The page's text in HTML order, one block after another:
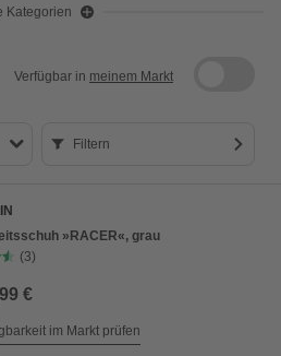
Kategorien
Verfügbar in meinem Markt
Filtern
»RACER«, grau
(3)
€
im Markt prüfen